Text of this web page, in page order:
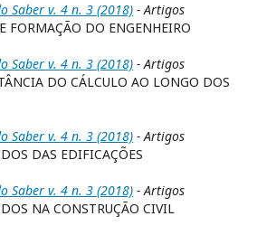
Saber v. 4 n. 3 (2018) - Artigos
FORMAÇÃO DO ENGENHEIRO
Saber v. 4 n. 3 (2018) - Artigos
DO CÁLCULO AO LONGO DOS
Saber v. 4 n. 3 (2018) - Artigos
DAS EDIFICAÇÕES
Saber v. 4 n. 3 (2018) - Artigos
NA CONSTRUÇÃO CIVIL